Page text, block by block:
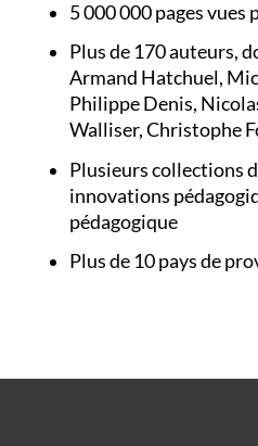
5 000 000 pages vues
Plus de 170 auteurs,
Armand Hatchuel,
Philippe Denis,
Walliser, Christophe
Plusieurs collections
innovations
pédagogique
Plus de 10 pays de